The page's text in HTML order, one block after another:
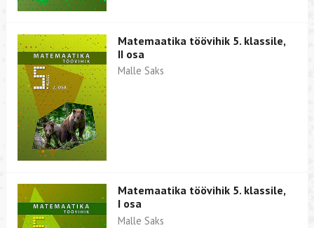
Matemaatika töövihik 5. klassile,
II osa
Malle Saks
Matemaatika töövihik 5. klassile,
I osa
Malle Saks